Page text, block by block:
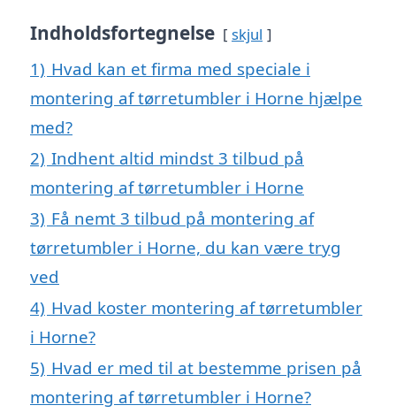
Indholdsfortegnelse skjul
1) Hvad kan et firma med speciale i
montering af tørretumbler i Horne hjælpe
med?
2) Indhent altid mindst 3 tilbud på
montering af tørretumbler i Horne
3) Få nemt 3 tilbud på montering af
tørretumbler i Horne, du kan være tryg
ved
4) Hvad koster montering af tørretumbler
i Horne?
5) Hvad er med til at bestemme prisen på
montering af tørretumbler i Horne?